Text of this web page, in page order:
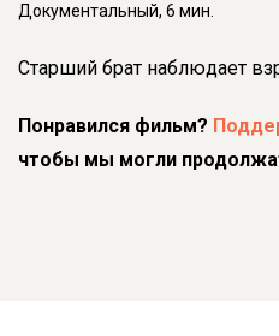
Документальный, 6 мин.
Старший брат наблюдает
Понравился фильм?
чтобы мы могли